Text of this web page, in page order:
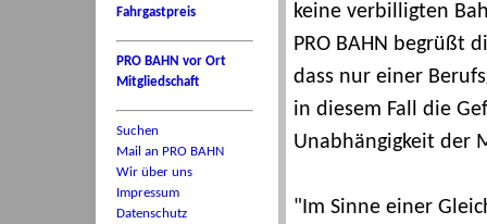
Fahrgastpreis
PRO BAHN vor Ort
Mitgliedschaft
Suchen
Mail an PRO BAHN
Wir über uns
Impressum
Datenschutz
keine verbilligten
PRO BAHN begrüßt
dass nur einer
in diesem Fall die
Unabhängigkeit der
"Im Sinne einer